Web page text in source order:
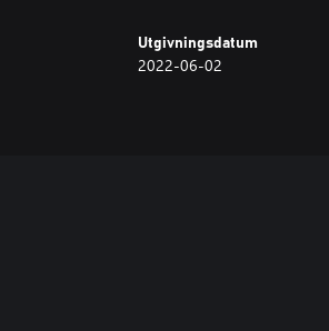
Utgivningsdatum
2022-06-02